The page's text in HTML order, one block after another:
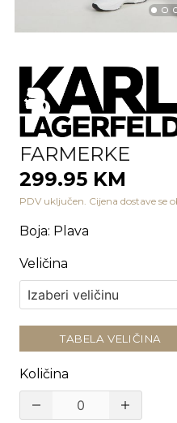
FARMERKE
299.95 KM
PDV uključen. Cijena dostave
Boja: Plava
Veličina
TABELA VELIČINA
Količina